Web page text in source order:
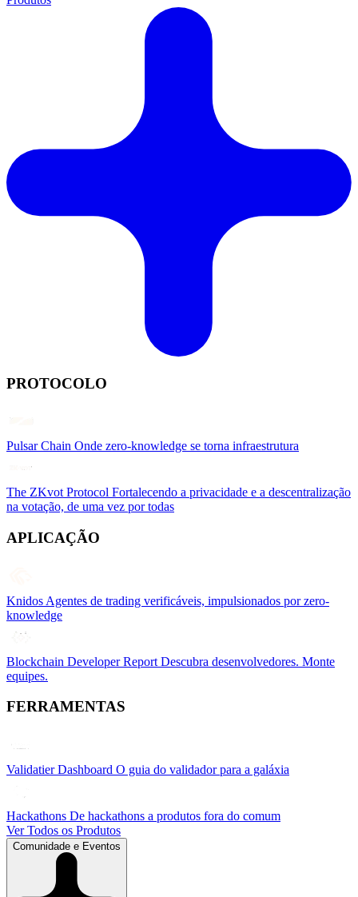
PROTOCOLO
Pulsar Chain Onde zero-knowledge se torna infraestrutura
The ZKvot Protocol Fortalecendo a privacidade e a descentralização
na votação, de uma vez por todas
APLICAÇÃO
Knidos Agentes de trading verificáveis, impulsionados por zero-
knowledge
Blockchain Developer Report Descubra desenvolvedores. Monte
equipes.
FERRAMENTAS
Validatier Dashboard O guia do validador para a galáxia
Hackathons De hackathons a produtos fora do comum
Ver Todos os Produtos
Comunidade e Eventos